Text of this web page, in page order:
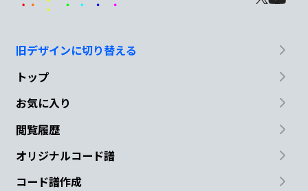
旧デザインに切り替える
トップ
お気に入り
閲覧履歴
オリジナルコード譜
コード譜作成